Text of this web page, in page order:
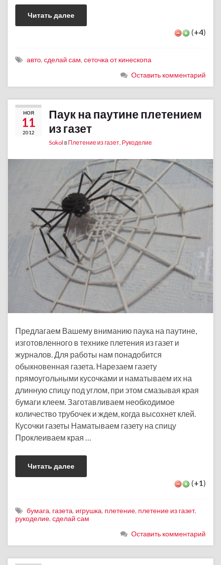
Читать далее
(+4)
авто, сделай сам, сеточка от кинескопа
Оставить комментарий
НОЯ
11
2012
Паук на паутине плетением
из газет
Sokol в Плетение из газет, Рукоделие
Предлагаем Вашему вниманию паука на паутине,
изготовленного в технике плетения из газет и
журналов. Для работы нам понадобится
обыкновенная газета. Нарезаем газету
прямоугольными кусочками и наматываем их на
длинную спицу под углом, при этом смазывая края
бумаги клеем. Заготавливаем необходимое
количество трубочек и ждем, когда высохнет клей.
Кусочки газеты Наматываем газету на спицу
Проклеиваем края …
Читать далее
(+1)
бумага, газета, игрушка, плетение, плетение из газет,
рукоделие, сделай сам
Оставить комментарий